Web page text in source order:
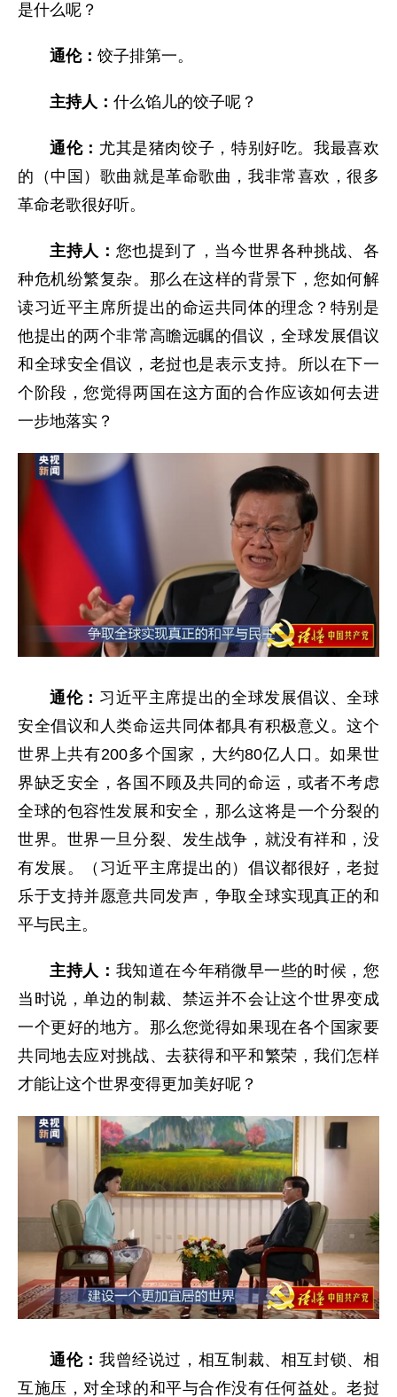
是什么呢？
通伦： 饺子排第一。
主持人： 什么馅儿的饺子呢？
通伦： 尤其是猪肉饺子，特别好吃。我最喜欢
的（中国）歌曲就是革命歌曲，我非常喜欢，很多
革命老歌很好听。
主持人： 您也提到了，当今世界各种挑战、各
种危机纷繁复杂。那么在这样的背景下，您如何解
读习近平主席所提出的命运共同体的理念？特别是
他提出的两个非常高瞻远瞩的倡议，全球发展倡议
和全球安全倡议，老挝也是表示支持。所以在下一
个阶段，您觉得两国在这方面的合作应该如何去进
一步地落实？
通伦： 习近平主席提出的全球发展倡议、全球
安全倡议和人类命运共同体都具有积极意义。这个
世界上共有200多个国家，大约80亿人口。如果世
界缺乏安全，各国不顾及共同的命运，或者不考虑
全球的包容性发展和安全，那么这将是一个分裂的
世界。世界一旦分裂、发生战争，就没有祥和，没
有发展。（习近平主席提出的）倡议都很好，老挝
乐于支持并愿意共同发声，争取全球实现真正的和
平与民主。
主持人： 我知道在今年稍微早一些的时候，您
当时说，单边的制裁、禁运并不会让这个世界变成
一个更好的地方。那么您觉得如果现在各个国家要
共同地去应对挑战、去获得和平和繁荣，我们怎样
才能让这个世界变得更加美好呢？
通伦： 我曾经说过，相互制裁、相互封锁、相
互施压，对全球的和平与合作没有任何益处。老挝